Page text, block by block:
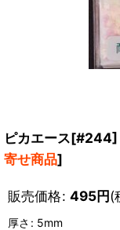
ピカエース[#244]
寄せ商品]
販売価格: 495円(
厚さ : 5mm